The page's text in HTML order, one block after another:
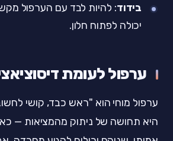
בידוד: להיות לבד עם הערפול
יכולה לפתוח חלון.
ערפול לעומת
ערפול מוחי הוא "ראש כבד, קושי
היא תחושה של ניתוק מהמציאות —